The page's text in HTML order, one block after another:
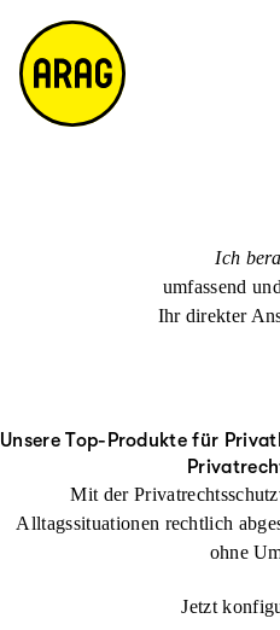
m
a
p
Ich
umfassend
Ihr direkter
Unsere Top-Produkte für
Mit der
Alltagssituationen rechtlich
ohne
Jetzt